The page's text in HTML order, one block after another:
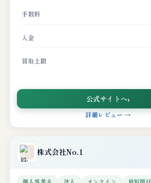
手数料
入金
買取上限
公式サイトへ
詳細レビュー →
株式会社No.1
個人事業主 法人 オンライン
最短即日